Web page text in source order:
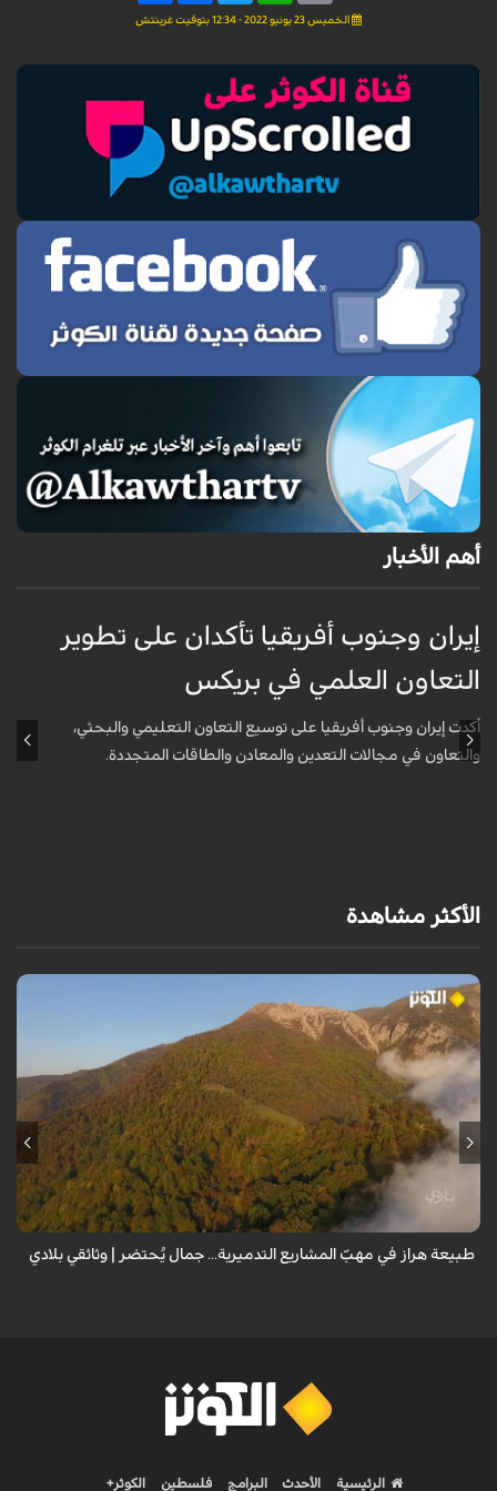
الخميس 23 يونيو 2022 - 12:34 بتوقيت غرينتش
أهم الأخبار
إيران وجنوب أفريقيا تأكدان على تطوير
التعاون العلمي في بريكس
أكدت إيران وجنوب أفريقيا على توسيع التعاون التعليمي والبحثي،
والتعاون في مجالات التعدين والمعادن والطاقات المتجددة.
الأكثر مشاهدة
من قلب طبيعة هراز التي كانت يوماً من أجمل الموائل الطبيعية في إيران، يحذر
المعد من كارثة بيئية: "وحش الأعمال والمشاريع التدميرية تنهش بجسم
طبيعة هراز في مهبّ المشاريع التدميرية... جمال يُحتضر | وثائقي بلادي
الرئيسية الأحدث البرامج فلسطين الكوثر+